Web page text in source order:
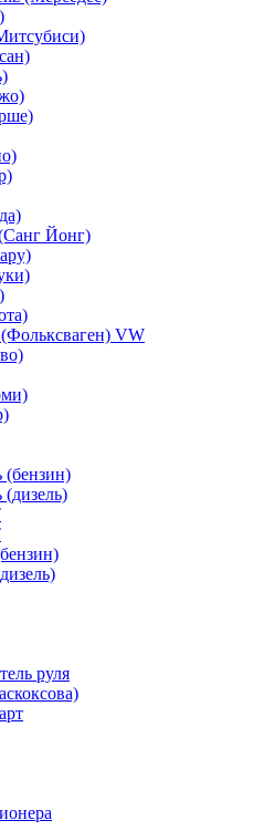
Йонг)
VW
(бензин)
(дизель)
руля